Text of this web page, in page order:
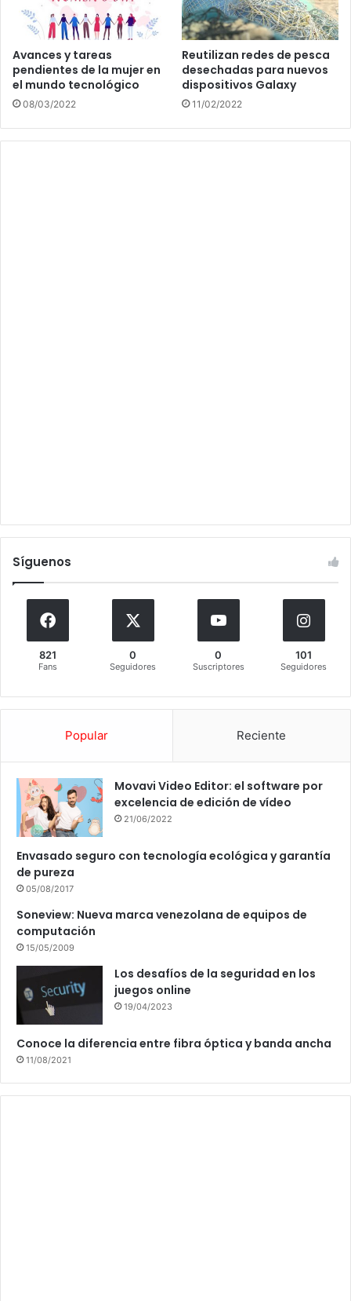
Avances y tareas
pendientes de la mujer en
el mundo tecnológico
08/03/2022
Reutilizan redes de pesca
desechadas para nuevos
dispositivos Galaxy
11/02/2022
Síguenos
821
Fans
0
Seguidores
0
Suscriptores
101
Seguidores
Popular Reciente
Movavi Video Editor: el software por
excelencia de edición de vídeo
21/06/2022
Envasado seguro con tecnología ecológica y garantía
de pureza
05/08/2017
Soneview: Nueva marca venezolana de equipos de
computación
15/05/2009
Los desafíos de la seguridad en los
juegos online
19/04/2023
Conoce la diferencia entre fibra óptica y banda ancha
11/08/2021